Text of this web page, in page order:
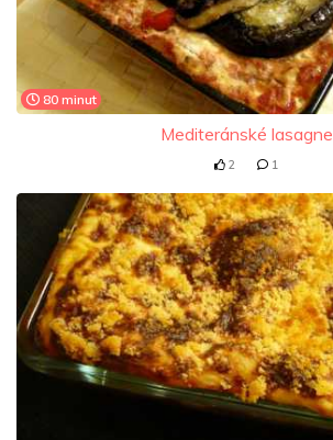
80 minut
Mediteránské lasagne
2 1